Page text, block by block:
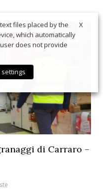
di Carraro –
X
files placed by the
which automatically
does not provide